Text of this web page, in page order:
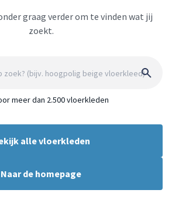
graag verder om te vinden wat jij
zoekt.
meer dan 2.500 vloerkleden
alle vloerkleden
Naar de homepage